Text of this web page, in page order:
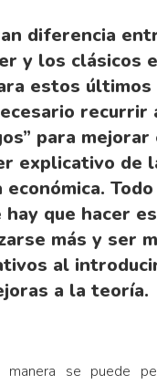
diferencia
y los clásicos
estos últimos
recurrir
para mejorar
explicativo de
hay que hacer es
más y ser
al
a la teoría.
se puede